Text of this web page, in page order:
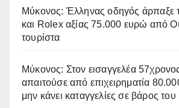
Μύκονος: Έλληνας οδηγός άρπαξε
και Rolex αξίας 75.000 ευρώ από
τουρίστα
Μύκονος: Στον εισαγγελέα
απαιτούσε από επιχειρηματία
μην κάνει καταγγελίες σε βάρος του